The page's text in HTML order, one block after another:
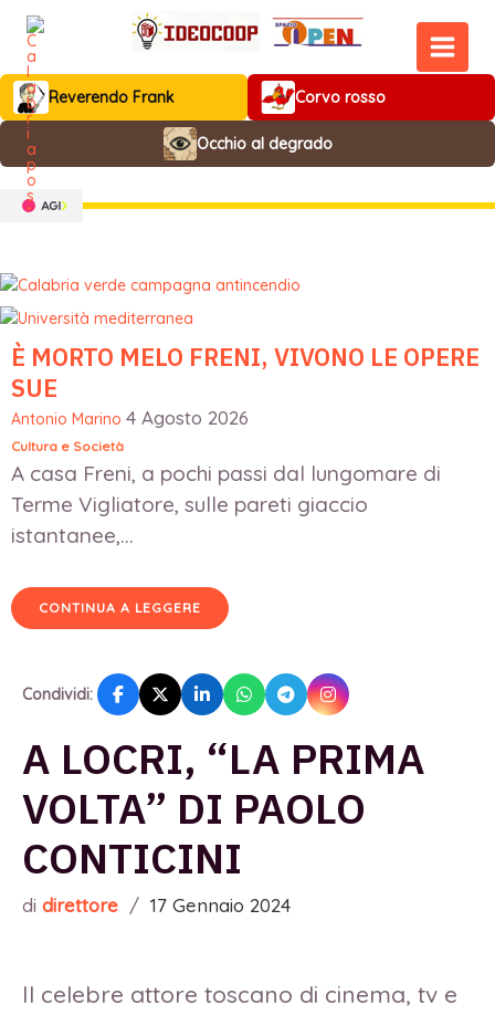
contenuto
MAIN
Reverendo Frank Corvo rosso
Occhio al degrado
È MORTO MELO FRENI, VIVONO LE OPERE
SUE
Antonio Marino 4 Agosto 2026
Cultura e Società
A casa Freni, a pochi passi dal lungomare di
Terme Vigliatore, sulle pareti giaccio
istantanee,...
CONTINUA A LEGGERE
Condividi:
A LOCRI, “LA PRIMA
VOLTA” DI PAOLO
CONTICINI
di direttore / 17 Gennaio 2024
Il celebre attore toscano di cinema, tv e